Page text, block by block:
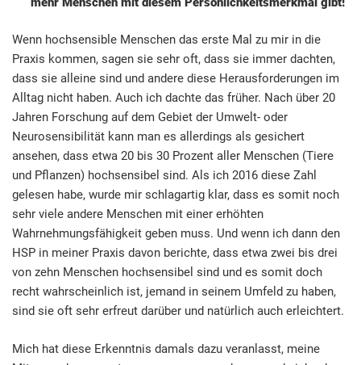
Wenn hochsensible Menschen das erste Mal zu mir in die
Praxis kommen, sagen sie sehr oft, dass sie immer dachten,
dass sie alleine sind und andere diese Herausforderungen im
Alltag nicht haben. Auch ich dachte das früher. Nach über 20
Jahren Forschung auf dem Gebiet der Umwelt- oder
Neurosensibilität kann man es allerdings als gesichert
ansehen, dass etwa 20 bis 30 Prozent aller Menschen (Tiere
und Pflanzen) hochsensibel sind. Als ich 2016 diese Zahl
gelesen habe, wurde mir schlagartig klar, dass es somit noch
sehr viele andere Menschen mit einer erhöhten
Wahrnehmungsfähigkeit geben muss. Und wenn ich dann den
HSP in meiner Praxis davon berichte, dass etwa zwei bis drei
von zehn Menschen hochsensibel sind und es somit doch
recht wahrscheinlich ist, jemand in seinem Umfeld zu haben,
sind sie oft sehr erfreut darüber und natürlich auch erleichtert.
Mich hat diese Erkenntnis damals dazu veranlasst, meine